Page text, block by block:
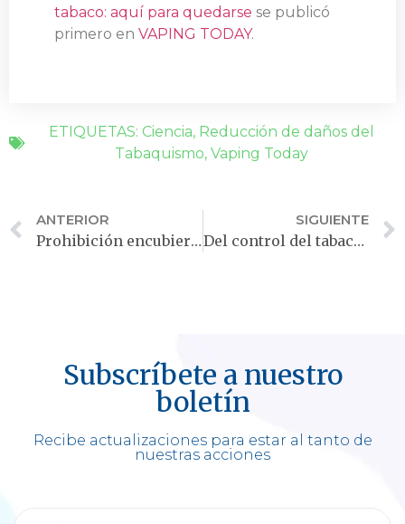
tabaco: aquí para quedarse se publicó
primero en VAPING TODAY.
ETIQUETAS: Ciencia, Reducción de daños del
Tabaquismo, Vaping Today
ANTERIOR
Prohibición encubierta: uso de impuestos y regulación para bloquear la reducción de daños
SIGUIENTE
Del control del tabaco al control del vapeo: un salto mortal
Subscríbete a nuestro
boletín
Recibe actualizaciones para estar al tanto de
nuestras acciones